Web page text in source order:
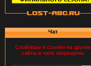
Чат
Спойлеры и ссылки на другие
сайты в чате запрещены